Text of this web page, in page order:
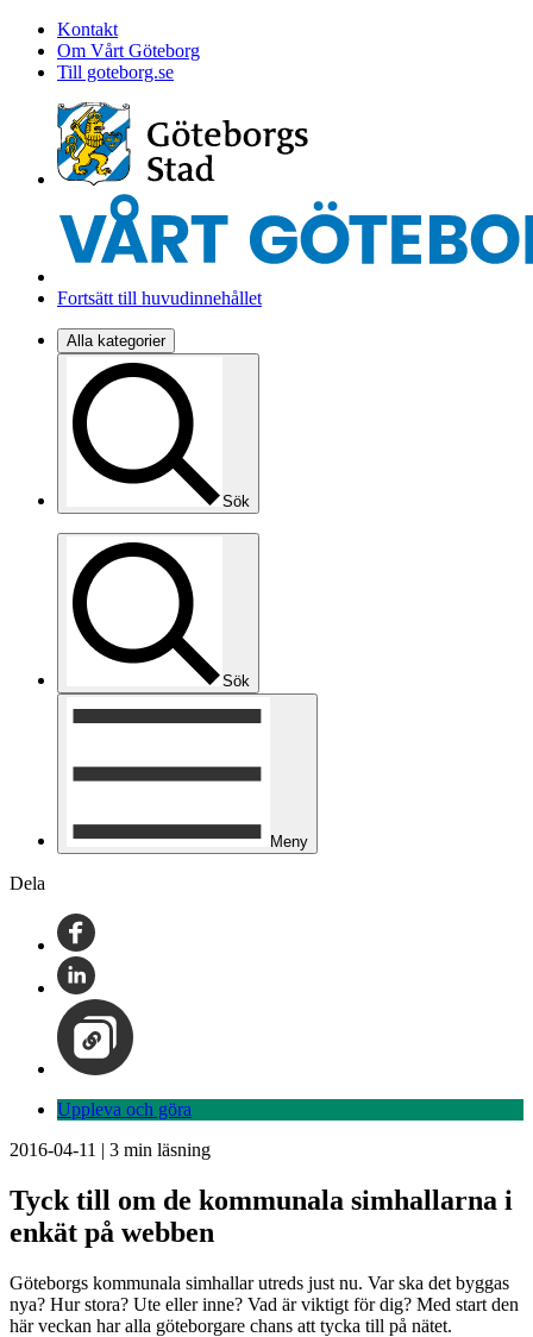
Kontakt
Om Vårt Göteborg
Till goteborg.se
Fortsätt till huvudinnehållet
Alla kategorier
Sök
Sök
Meny
Dela
Uppleva och göra
2016-04-11 | 3 min läsning
Tyck till om de kommunala simhallarna i
enkät på webben
Göteborgs kommunala simhallar utreds just nu. Var ska det byggas
nya? Hur stora? Ute eller inne? Vad är viktigt för dig? Med start den
här veckan har alla göteborgare chans att tycka till på nätet.